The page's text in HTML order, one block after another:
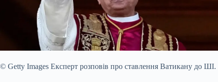
© Getty Images Експерт розповів про ставлення Ватикану до ШІ.